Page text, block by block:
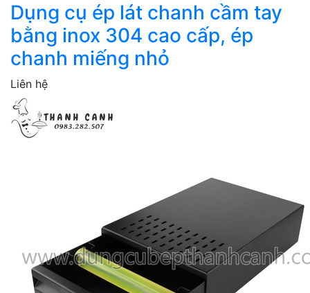
Dụng cụ ép lát chanh cầm tay
bằng inox 304 cao cấp, ép
chanh miếng nhỏ
Liên hệ